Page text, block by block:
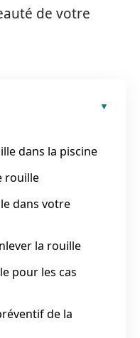
de votre
dans la piscine
rouille
dans votre
la rouille
pour les cas
de la